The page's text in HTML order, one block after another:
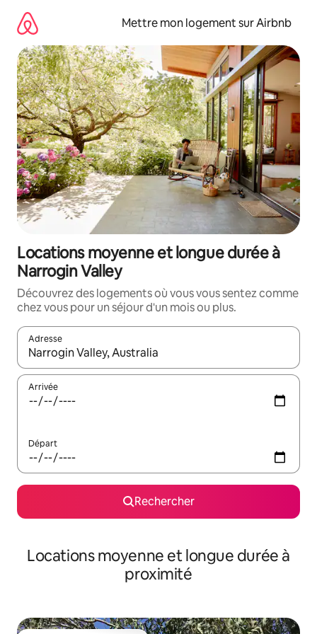
directement
contenu
Mettre mon logement sur Airbnb
Locations moyenne et longue durée à
Narrogin Valley
Découvrez des logements où vous vous sentez comme
chez vous pour un séjour d'un mois ou plus.
Adresse
Lorsque les résultats s'affichent, utilisez les flèches vers le
Arrivée
Départ
Rechercher
Locations moyenne et longue durée à
proximité